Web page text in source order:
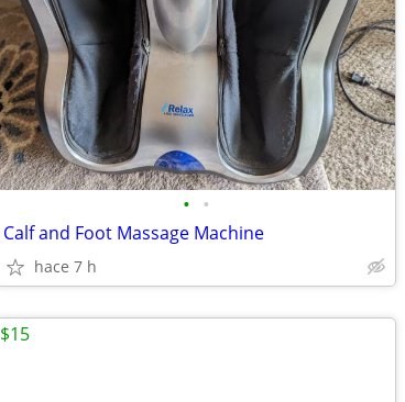
• •
Calf and Foot Massage Machine
hace 7 h
$15